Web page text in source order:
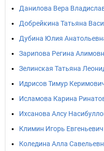
Данилова Вера
Добрейкина Татьяна
Дубина Юлия
Зарипова Регина
Зелинская Татьяна
Идрисов Тимур
Исламова Карина
Ихсанова Алсу
Климин Игорь Евгеньевич
Коледина Алла